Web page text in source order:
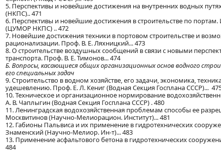
5. Перспективы и новейшие достижения на внутренних водных
(НКПС).. 471
6. Перспективы и новейшие достижения в строительстве по
(ЦУМОР НКПС) .. 472
7. Новейшие достижения техники в портовом строительстве и
рационализации. Проф. В. Е. Ляхницкий... 473
8. О строительстве воздушных сообщений в связи с новыми
транспорта. Проф. В. Е. Тимонов... 474
Б. Вопросы, касающиеся общих организационных основ водного
его специальных задач
9. Строительство в водном хозяйстве, его задачи, экономика,
удешевлению. Проф. Е. Л. Кениг (Водная Секция Госплана СССР)...
10. Техническое и организационное нормирование
А. В. Чаплыгин (Водная Секция Госплана СССР) . 480
11. Ленинградская водохозяйственная проблемам способы ее
Москвитинов (Научно-Мелиорацион. Институт)... 481
12. Габионы Пальвиса и их применение в гидротехнических
Знаменский (Научно-Мелиор. Ин-т)... 483
13. Применение асфальтового бетона в гидротехнических
484